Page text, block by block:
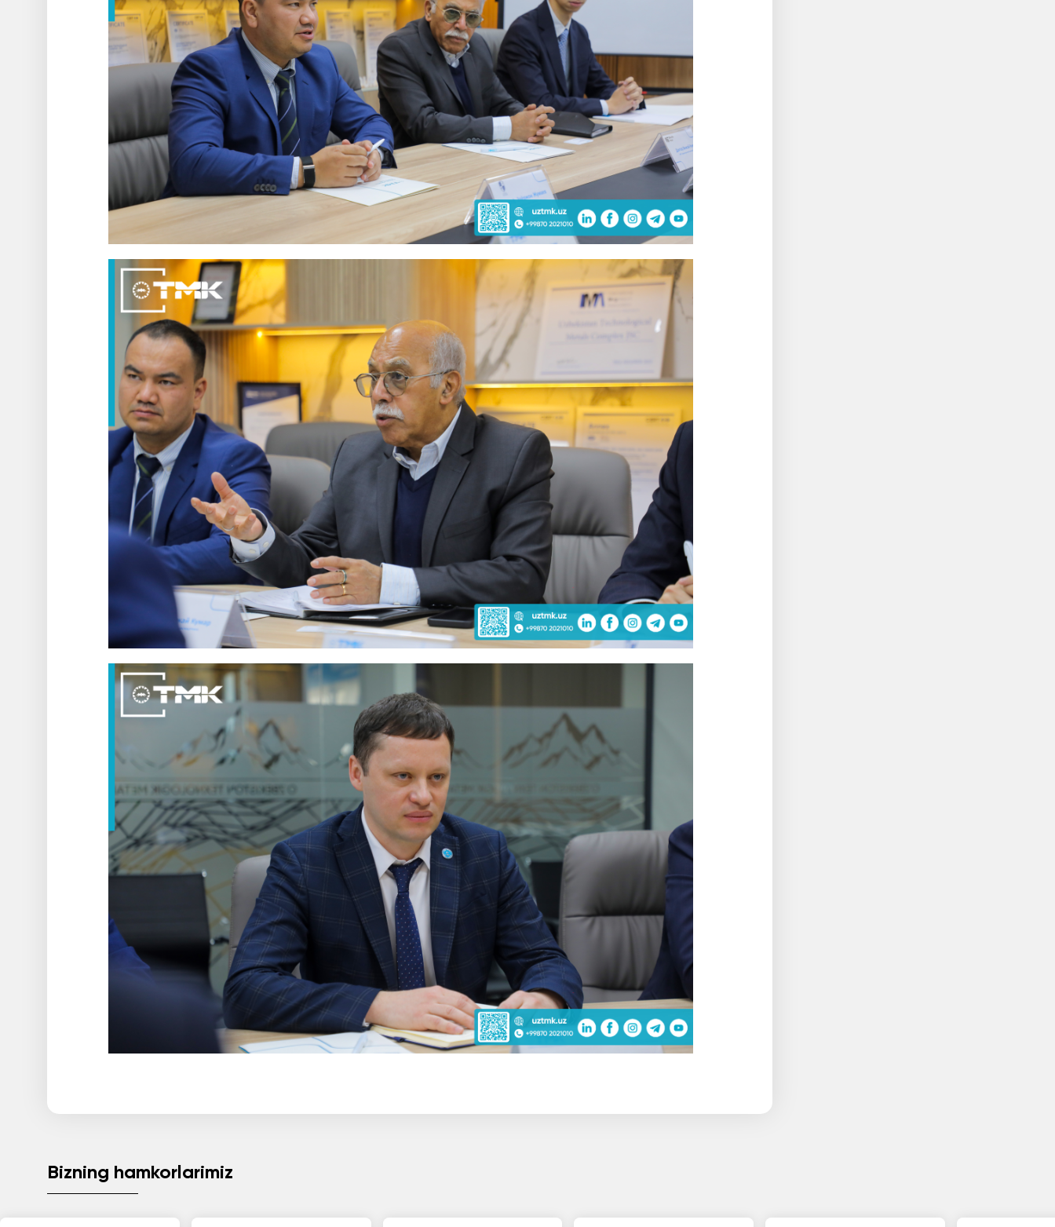
Bizning hamkorlarimiz